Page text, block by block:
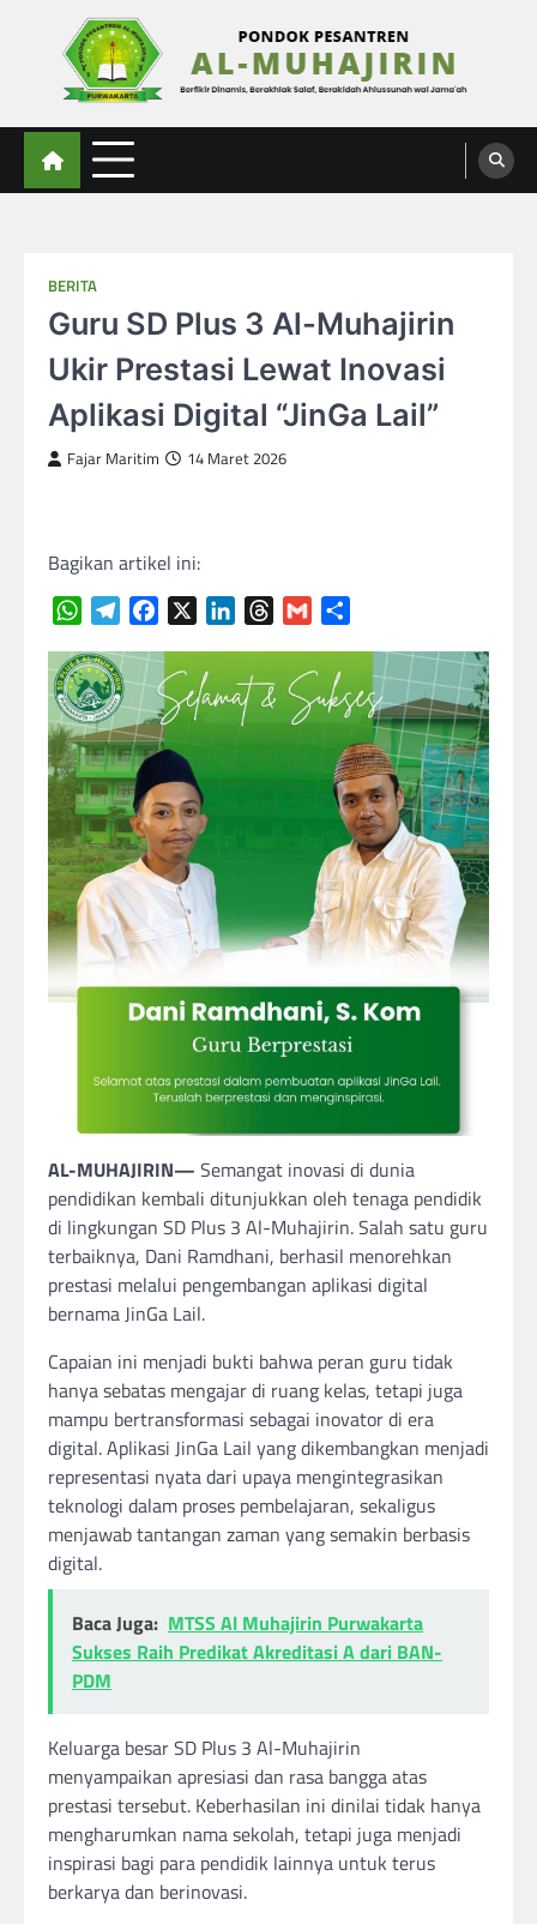
Al-Muhajirin
Berpikir Dinamis – Berakhlak Salaf – Berakidah Ahlussunah wal Jamaah
BERITA
Guru SD Plus 3 Al-Muhajirin
Ukir Prestasi Lewat Inovasi
Aplikasi Digital “JinGa Lail”
Fajar Maritim 14 Maret 2026
Bagikan artikel ini:
WhatsAppTelegramFacebook LinkedInThreads
Gmail
AL-MUHAJIRIN— Semangat inovasi di dunia
pendidikan kembali ditunjukkan oleh tenaga pendidik
di lingkungan SD Plus 3 Al-Muhajirin. Salah satu guru
terbaiknya, Dani Ramdhani, berhasil menorehkan
prestasi melalui pengembangan aplikasi digital
bernama JinGa Lail.
Capaian ini menjadi bukti bahwa peran guru tidak
hanya sebatas mengajar di ruang kelas, tetapi juga
mampu bertransformasi sebagai inovator di era
digital. Aplikasi JinGa Lail yang dikembangkan menjadi
representasi nyata dari upaya mengintegrasikan
teknologi dalam proses pembelajaran, sekaligus
menjawab tantangan zaman yang semakin berbasis
digital.
Baca Juga: MTSS Al Muhajirin Purwakarta
Sukses Raih Predikat Akreditasi A dari BAN-
PDM
Keluarga besar SD Plus 3 Al-Muhajirin
menyampaikan apresiasi dan rasa bangga atas
prestasi tersebut. Keberhasilan ini dinilai tidak hanya
mengharumkan nama sekolah, tetapi juga menjadi
inspirasi bagi para pendidik lainnya untuk terus
berkarya dan berinovasi.